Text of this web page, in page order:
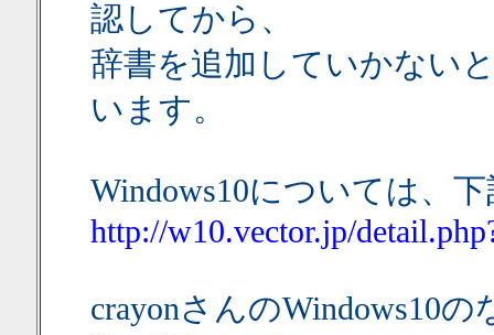
認してから、
辞書を追加していかない
います。
Windows10については、
http://w10.vector.jp/
crayonさんのWindows10